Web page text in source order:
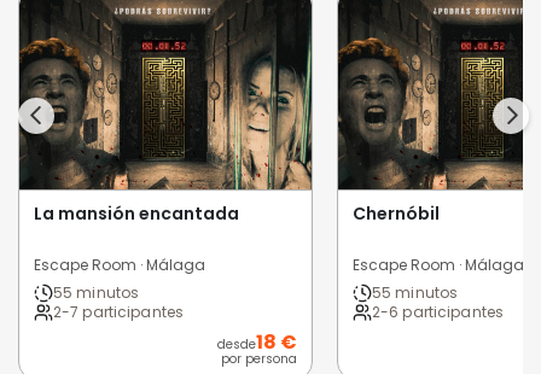
La mansión encantada
Escape Room · Málaga
55 minutos
2-7 participantes
desde18 €
por persona
Chernóbil
Escape Room · Málaga
55 minutos
2-6 participantes